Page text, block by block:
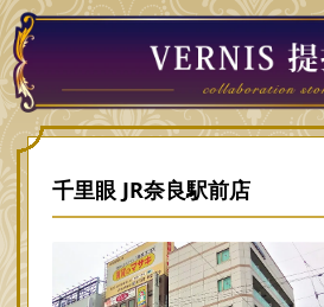
千里眼 JR奈良駅前店